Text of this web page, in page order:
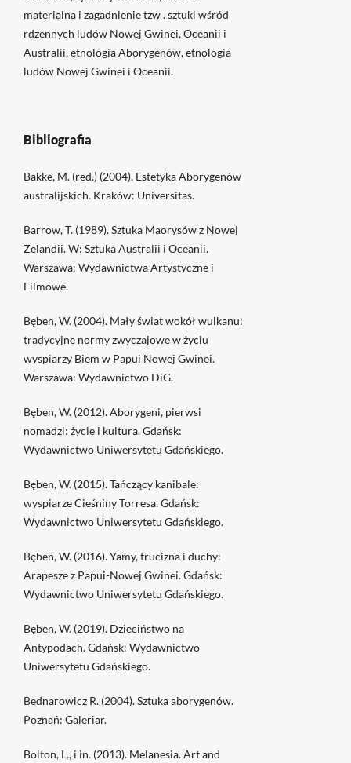
materialna i zagadnienie tzw . sztuki wśród
rdzennych ludów Nowej Gwinei, Oceanii i
Australii, etnologia Aborygenów, etnologia
ludów Nowej Gwinei i Oceanii.
Bibliografia
Bakke, M. (red.) (2004). Estetyka Aborygenów
australijskich. Kraków: Universitas.
Barrow, T. (1989). Sztuka Maorysów z Nowej
Zelandii. W: Sztuka Australii i Oceanii.
Warszawa: Wydawnictwa Artystyczne i
Filmowe.
Bęben, W. (2004). Mały świat wokół wulkanu:
tradycyjne normy zwyczajowe w życiu
wyspiarzy Biem w Papui Nowej Gwinei.
Warszawa: Wydawnictwo DiG.
Bęben, W. (2012). Aborygeni, pierwsi
nomadzi: życie i kultura. Gdańsk:
Wydawnictwo Uniwersytetu Gdańskiego.
Bęben, W. (2015). Tańczący kanibale:
wyspiarze Cieśniny Torresa. Gdańsk:
Wydawnictwo Uniwersytetu Gdańskiego.
Bęben, W. (2016). Yamy, trucizna i duchy:
Arapesze z Papui-Nowej Gwinei. Gdańsk:
Wydawnictwo Uniwersytetu Gdańskiego.
Bęben, W. (2019). Dzieciństwo na
Antypodach. Gdańsk: Wydawnictwo
Uniwersytetu Gdańskiego.
Bednarowicz R. (2004). Sztuka aborygenów.
Poznań: Galeriar.
Bolton, L., i in. (2013). Melanesia. Art and